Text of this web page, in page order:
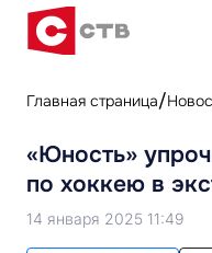
Главная страница
«Юность»
по хоккею в
14 января 2025 11:49